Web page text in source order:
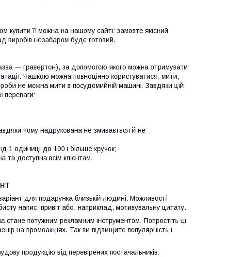
купити її можна на нашому сайті: замовте якісний
виробів незабаром буде готовий.
— гравертон), за допомогою якого можна отримувати
Чашкою можна повноцінно користуватися, мити,
не можна мити в посудомийній машині. Завдяки цій
переваги:
чому надрукована не змивається й не
одиниці до 100 і більше кручок;
доступна всім клієнтам.
для подарунка близькій людині. Можливості
напис: привіт або, наприклад, мотивувальну цитату.
стане потужним рекламним інструментом. Попростіть ці
на промоакціях. Так ви підвищите популярність і
продукцію від перевірених постачальників,